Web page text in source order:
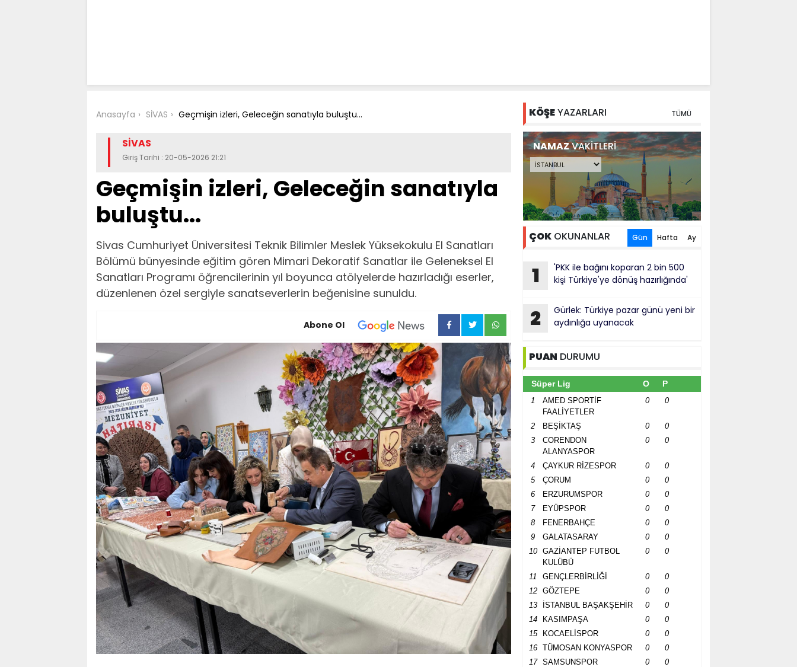
Anasayfa SİVAS Geçmişin izleri, Geleceğin sanatıyla buluştu...
SİVAS
Giriş Tarihi : 20-05-2026 21:21
Geçmişin izleri, Geleceğin sanatıyla
buluştu...
Sivas Cumhuriyet Üniversitesi Teknik Bilimler Meslek Yüksekokulu El Sanatları
Bölümü bünyesinde eğitim gören Mimari Dekoratif Sanatlar ile Geleneksel El
Sanatları Programı öğrencilerinin yıl boyunca atölyelerde hazırladığı eserler,
düzenlenen özel sergiyle sanatseverlerin beğenisine sunuldu.
Abone Ol
KÖŞEYAZARLARI TÜMÜ
NAMAZVAKİTLERİ
ÇOK OKUNANLAR Gün Hafta Ay
1
'PKK ile bağını koparan 2 bin 500
kişi Türkiye'ye dönüş hazırlığında'
2
Gürlek: Türkiye pazar günü yeni bir
aydınlığa uyanacak
PUAN DURUMU
Süper Lig O P
1
AMED SPORTİF
FAALİYETLER
0 0
2 BEŞİKTAŞ 0
0
3
CORENDON
ALANYASPOR
0 0
4 ÇAYKUR RİZESPOR 0
0
5
ÇORUM 0
0
6
ERZURUMSPOR 0
0
7
EYÜPSPOR 0
0
8
FENERBAHÇE 0
0
9
GALATASARAY 0
0
10
GAZİANTEP FUTBOL
KULÜBÜ
0 0
11 GENÇLERBİRLİĞİ 0
0
12
GÖZTEPE 0
0
13
İSTANBUL BAŞAKŞEHİR 0
0
14
KASIMPAŞA 0
0
15
KOCAELİSPOR 0
0
16
TÜMOSAN KONYASPOR 0
0
17
SAMSUNSPOR 0
0